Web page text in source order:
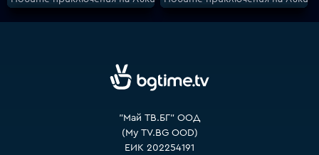
"Май ТВ.БГ" ООД
(My TV.BG OOD)
ЕИК 202254191